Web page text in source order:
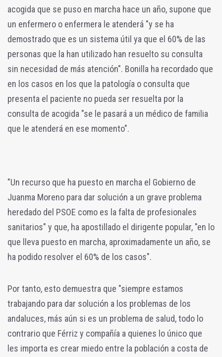
acogida que se puso en marcha hace un año, supone que
un enfermero o enfermera le atenderá "y se ha
demostrado que es un sistema útil ya que el 60% de las
personas que la han utilizado han resuelto su consulta
sin necesidad de más atención". Bonilla ha recordado que
en los casos en los que la patología o consulta que
presenta el paciente no pueda ser resuelta por la
consulta de acogida "se le pasará a un médico de familia
que le atenderá en ese momento".
"Un recurso que ha puesto en marcha el Gobierno de
Juanma Moreno para dar solución a un grave problema
heredado del PSOE como es la falta de profesionales
sanitarios" y que, ha apostillado el dirigente popular, "en lo
que lleva puesto en marcha, aproximadamente un año, se
ha podido resolver el 60% de los casos".
Por tanto, esto demuestra que "siempre estamos
trabajando para dar solución a los problemas de los
andaluces, más aún si es un problema de salud, todo lo
contrario que Férriz y compañía a quienes lo único que
les importa es crear miedo entre la población a costa de